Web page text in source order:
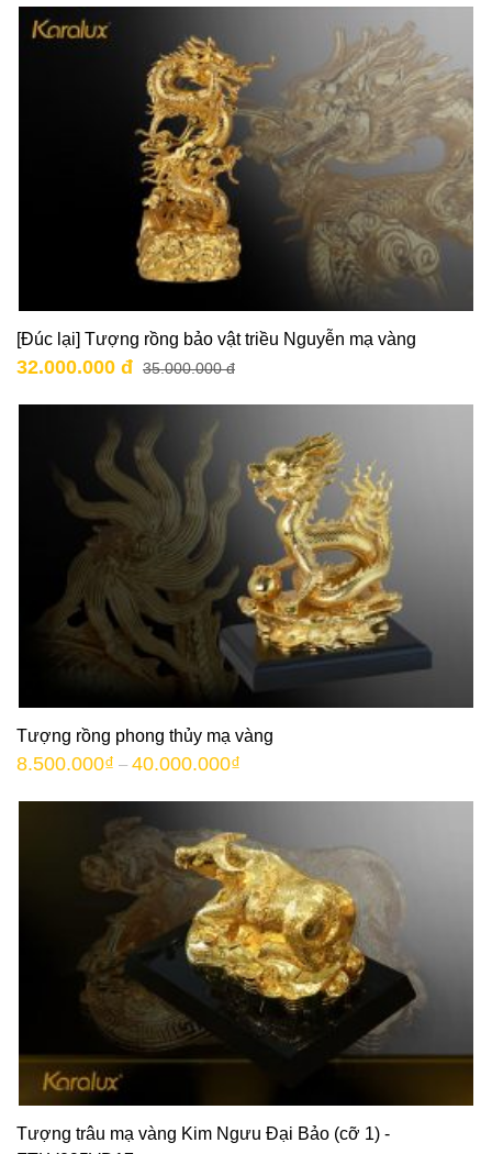
[Đúc lại] Tượng rồng bảo vật triều Nguyễn mạ vàng
32.000.000 đ 35.000.000 đ
Tượng rồng phong thủy mạ vàng
8.500.000₫ – 40.000.000₫
Tượng trâu mạ vàng Kim Ngưu Đại Bảo (cỡ 1) -